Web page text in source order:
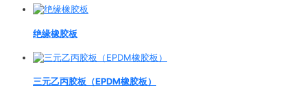
绝缘橡胶板
三元乙丙胶板（EPDM橡胶板）